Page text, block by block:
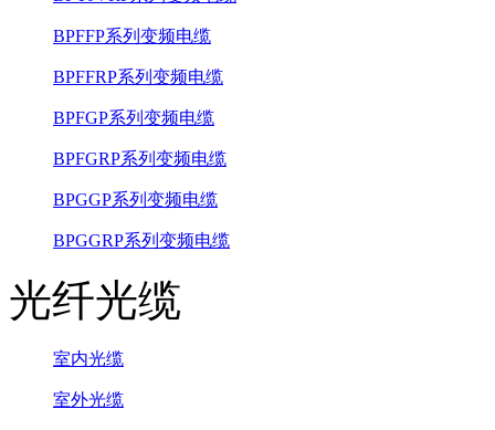
BPFFP系列变频电缆
BPFFRP系列变频电缆
BPFGP系列变频电缆
BPFGRP系列变频电缆
BPGGP系列变频电缆
BPGGRP系列变频电缆
光纤光缆
室内光缆
室外光缆